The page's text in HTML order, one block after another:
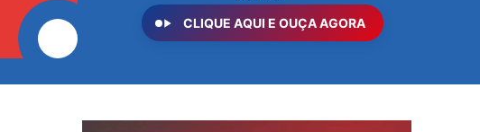
CLIQUE AQUI E OUÇA AGORA